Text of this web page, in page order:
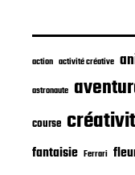
t
o
action activité créative
astronaute
course
fantaisie Ferrari